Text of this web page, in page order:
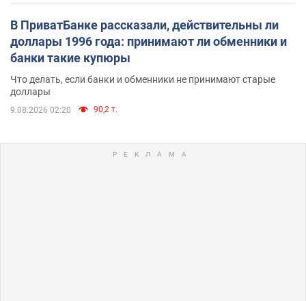
В ПриватБанке рассказали, действительны ли
доллары 1996 года: принимают ли обменники и
банки такие купюры
Что делать, если банки и обменники не принимают старые
доллары
9.08.2026 02:20 90,2 т.